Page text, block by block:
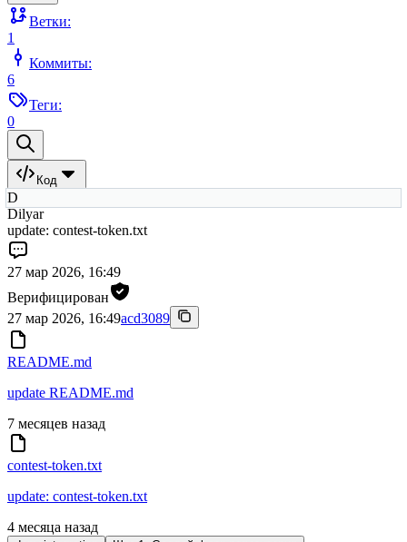
Ветки:
1
Коммиты:
6
Теги:
0
Код
D
Dilyar
update: contest-token.txt
27 мар 2026, 16:49
Верифицирован
27 мар 2026, 16:49acd3089
README.md
update README.md
7 месяцев назад
contest-token.txt
update: contest-token.txt
4 месяца назад